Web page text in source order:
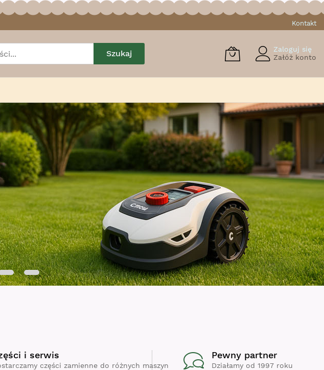
Kontakt
Szukaj
Zaloguj się
Załóż konto
i serwis
części zamienne do różnych maszyn
Pewny partner
Działamy od 1997 roku